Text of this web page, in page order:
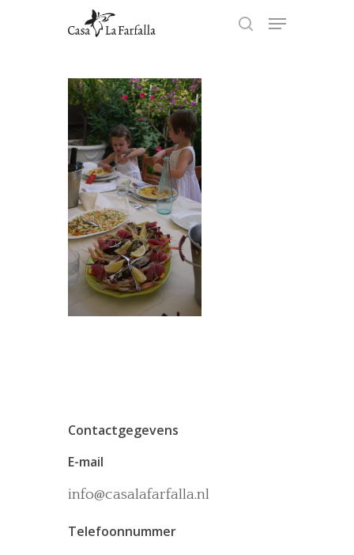
Hit enter to search or ESC to
close
Contactgegevens
E-mail
info@casalafarfalla.nl
Telefoonnummer
Het huis